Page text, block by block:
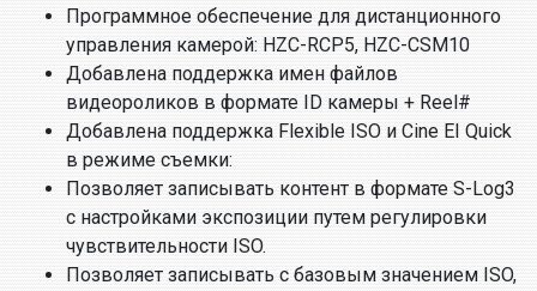
Программное обеспечение для дистанционного
управления камерой: HZC-RCP5, HZC-CSM10
Добавлена поддержка имен файлов
видеороликов в формате ID камеры + Reel#
Добавлена поддержка Flexible ISO и Cine EI Quick
в режиме съемки:
Позволяет записывать контент в формате S-Log3
с настройками экспозиции путем регулировки
чувствительности ISO.
Позволяет записывать с базовым значением ISO,